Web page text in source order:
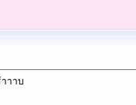
าาบ